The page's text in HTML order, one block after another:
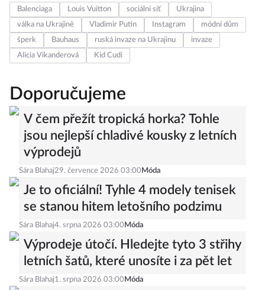
Balenciaga Louis Vuitton sociální síť
Ukrajina
válka na Ukrajině
Vladimir Putin Instagram
módní dům
šperk
Bauhaus ruská invaze na Ukrajinu
invaze
Alicia Vikanderová
Kid Cudi
Doporučujeme
V čem přežít tropická horka? Tohle
jsou nejlepší chladivé kousky z letních
výprodejů
Sára Blahaj29. července 2026 03:00 Móda
Je to oficiální! Tyhle 4 modely tenisek
se stanou hitem letošního podzimu
Sára Blahaj4. srpna 2026 03:00 Móda
Výprodeje útočí. Hledejte tyto 3 střihy
letních šatů, které unosíte i za pět let
Sára Blahaj1. srpna 2026 03:00 Móda